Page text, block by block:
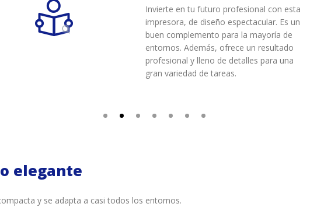
Invierte en tu futuro profesional con esta
impresora, de diseño espectacular. Es un
buen complemento para la mayoría de
entornos. Además, ofrece un resultado
profesional y lleno de detalles para una
gran variedad de tareas.
elegante
y se adapta a casi todos los entornos.